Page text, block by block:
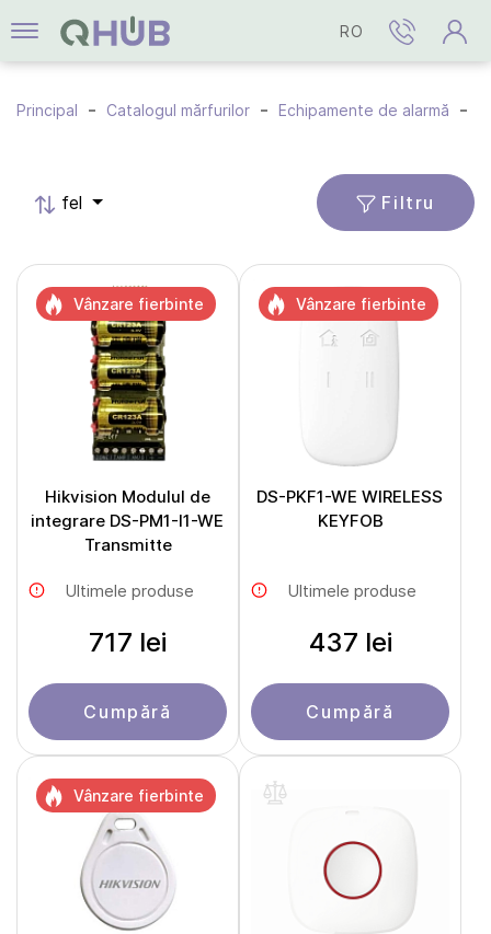
RO
Principal Catalogul mărfurilor Echipamente de alarmă
fel Filtru
Hikvision Modulul de
integrare DS-PM1-I1-WE
Transmitte
Ultimele produse
717 lei
Cumpără
Vânzare fierbinte
DS-PKF1-WE WIRELESS
KEYFOB
Ultimele produse
437 lei
Cumpără
Vânzare fierbinte
Vânzare fierbinte